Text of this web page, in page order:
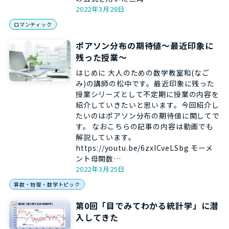
2022年3月28日
ロマンティック
ポアソン分布の期待値～最近印象に
残った授業～
はじめに 大人のための数学教室和(なご
み)の講師の松中です。最近印象に残った
授業シリーズとして不定期に授業の内容を
紹介していきたいと思います。今回紹介し
たいのはポアソン分布の期待値に関してで
す。 なおこちらの記事の内容は動画でも
解説しています。
https://youtu.be/6zxICveLSbg モーメ
ント母関数…
2022年3月25日
算数・物理・数学トピック
第0回「目でみてわかる統計学」に潜
入してきた